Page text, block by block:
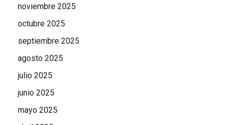
noviembre 2025
octubre 2025
septiembre 2025
agosto 2025
julio 2025
junio 2025
mayo 2025